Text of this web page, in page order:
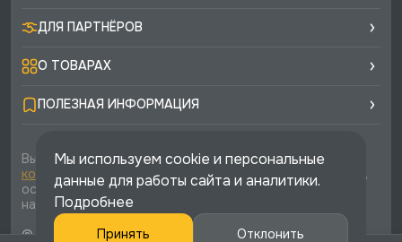
ДЛЯ ПАРТНЁРОВ
О ТОВАРАХ
ПОЛЕЗНАЯ ИНФОРМАЦИЯ
Вы соглашаетесь с условиямиполитики
конфиденциальностиипубличной офертыкаждый раз,
оставляя свои данные в любой форме обратной связи
на сайте runtec-shop.ru
© 2026 «Runtec», официальный интернет-магазин. Все
Мы используем cookie и персональные
данные для работы сайта и аналитики.
Подробнее
Принять Отклонить